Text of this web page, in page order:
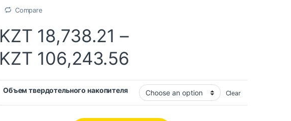
Compare
KZT 18,738.21 –
KZT 106,243.56
Объем твердотельного накопителя Clear